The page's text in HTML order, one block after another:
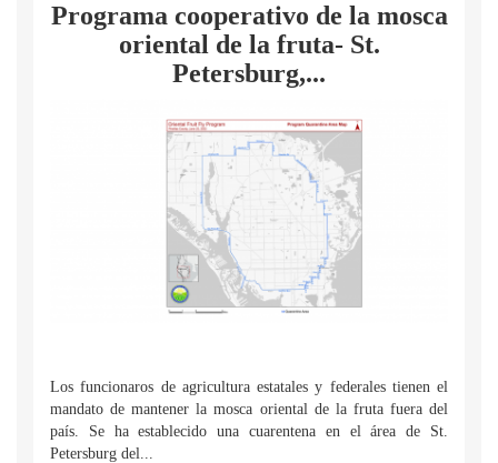
Programa cooperativo de la mosca
oriental de la fruta- St.
Petersburg,...
Los funcionaros de agricultura estatales y federales tienen el
mandato de mantener la mosca oriental de la fruta fuera del
país. Se ha establecido una cuarentena en el área de St.
Petersburg del...